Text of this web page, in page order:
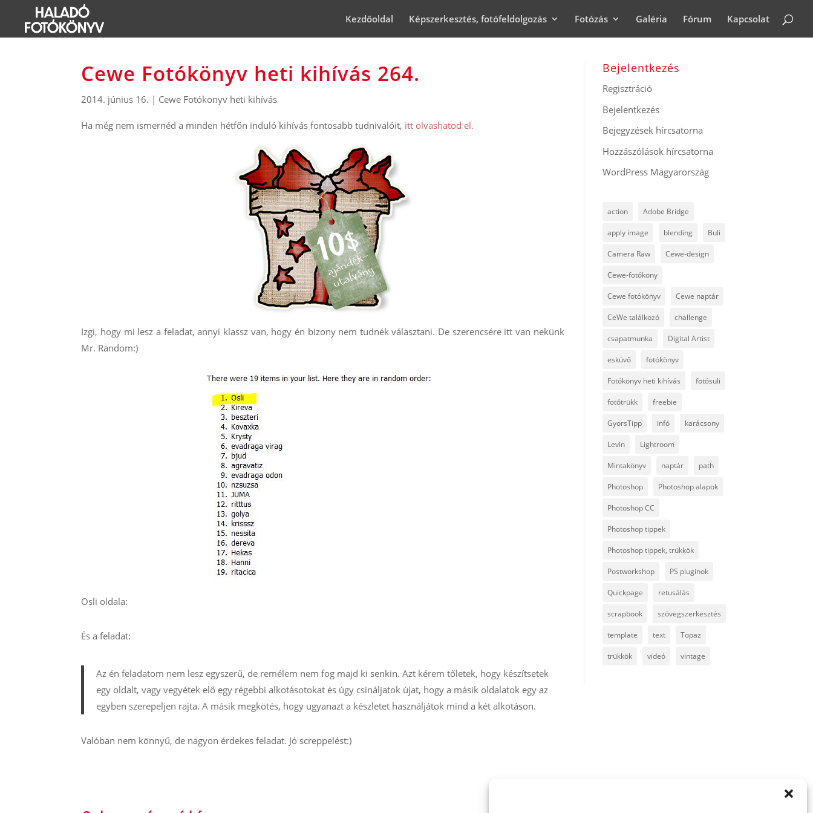
Kezdőoldal Képszerkesztés, fotófeldolgozás Fotózás Galéria Fórum Kapcsolat
Cewe Fotókönyv heti kihívás 264.
2014. június 16. | Cewe Fotókönyv heti kihívás
Ha még nem ismernéd a minden hétfőn induló kihívás fontosabb tudnivalóit, itt olvashatod el.
Izgi, hogy mi lesz a feladat, annyi klassz van, hogy én bizony nem tudnék választani. De szerencsére itt van nekünk
Mr. Random:)
Osli oldala:
És a feladat:
Az én feladatom nem lesz egyszerű, de remélem nem fog majd ki senkin. Azt kérem tőletek, hogy készítsetek
egy oldalt, vagy vegyétek elő egy régebbi alkotásotokat és úgy csináljatok újat, hogy a másik oldalatok egy az
egyben szerepeljen rajta. A másik megkötés, hogy ugyanazt a készletet használjátok mind a két alkotáson.
Valóban nem könnyű, de nagyon érdekes feladat. Jó screppelést:)
Bejelentkezés
Regisztráció
Bejelentkezés
Bejegyzések hírcsatorna
Hozzászólások hírcsatorna
WordPress Magyarország
action Adobe Bridge
apply image blending Buli
Camera Raw Cewe-design
Cewe-fotóköny
Cewe fotókönyv Cewe naptár
CeWe találkozó challenge
csapatmunka Digital Artist
esküvő fotókönyv
Fotókönyv heti kihívás fotósuli
fotótrükk freebie
GyorsTipp infó karácsony
Levin Lightroom
Mintakönyv naptár path
Photoshop Photoshop alapok
Photoshop CC
Photoshop tippek
Photoshop tippek, trükkök
Postworkshop PS pluginok
Quickpage retusálás
scrapbook szövegszerkesztés
template text Topaz
trükkök videó vintage